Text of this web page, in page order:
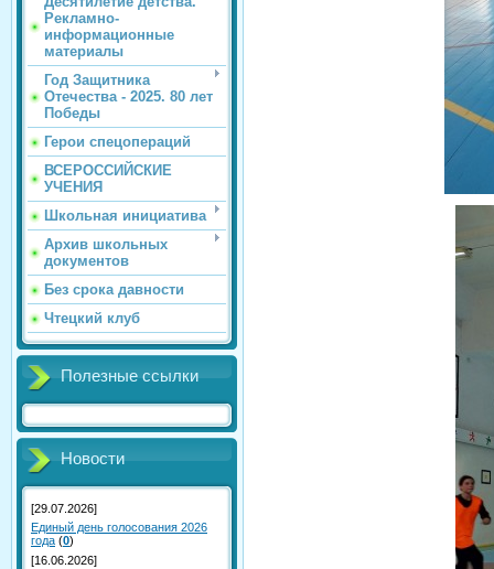
Рекламно-
информационные
материалы
Год Защитника
Отечества - 2025. 80 лет
Победы
Герои спецопераций
ВСЕРОССИЙСКИЕ
УЧЕНИЯ
Школьная инициатива
Архив школьных
документов
Без срока давности
Чтецкий клуб
Полезные ссылки
Новости
[29.07.2026]
Единый день голосования 2026
года (0)
[16.06.2026]